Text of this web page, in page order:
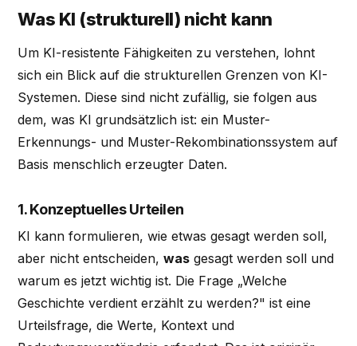
Was KI (strukturell) nicht kann
Um KI-resistente Fähigkeiten zu verstehen, lohnt
sich ein Blick auf die strukturellen Grenzen von KI-
Systemen. Diese sind nicht zufällig, sie folgen aus
dem, was KI grundsätzlich ist: ein Muster-
Erkennungs- und Muster-Rekombinationssystem auf
Basis menschlich erzeugter Daten.
1. Konzeptuelles Urteilen
KI kann formulieren, wie etwas gesagt werden soll,
aber nicht entscheiden,was gesagt werden soll und
warum es jetzt wichtig ist. Die Frage „Welche
Geschichte verdient erzählt zu werden?" ist eine
Urteilsfrage, die Werte, Kontext und